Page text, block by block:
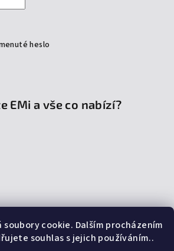
cookie. Dalším procházením
souhlas s jejich používáním..
heslo
EMi a vše co nabízí?
platby